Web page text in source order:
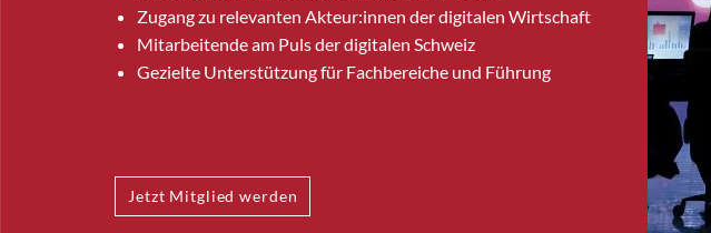
Zugang zu relevanten Akteur:innen der digitalen Wirtschaft
Mitarbeitende am Puls der digitalen Schweiz
Gezielte Unterstützung für Fachbereiche und Führung
Jetzt Mitglied werden